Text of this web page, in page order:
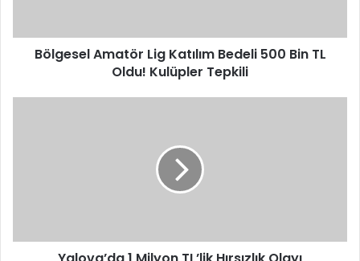
Oldu!
Kulüpler
Bölgesel Amatör Lig Katılım Bedeli 500 Bin TL
Oldu! Kulüpler Tepkili
Kadın
Tutuklandı